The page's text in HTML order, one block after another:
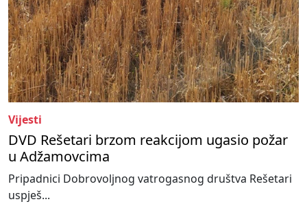
Vijesti
DVD Rešetari brzom reakcijom ugasio požar
u Adžamovcima
Pripadnici Dobrovoljnog vatrogasnog društva Rešetari
uspješ...